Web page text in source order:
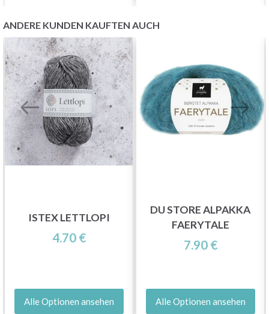
ANDERE KUNDEN KAUFTEN AUCH
ISTEX LETTLOPI
4.70 €
Alle Optionen ansehen
DU STORE ALPAKKA
FAERYTALE
7.90 €
Alle Optionen ansehen